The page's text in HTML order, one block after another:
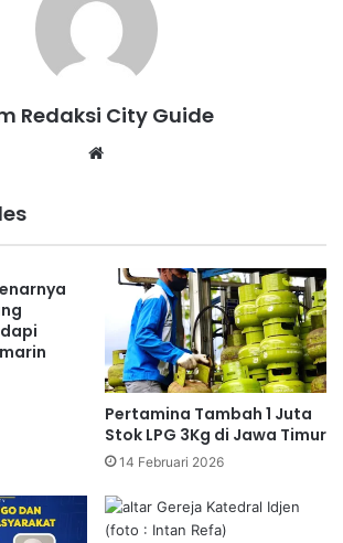
Redaksi City Guide
Pertamina Tambah 1 Juta
Stok LPG 3Kg di Jawa Timur
14 Februari 2026